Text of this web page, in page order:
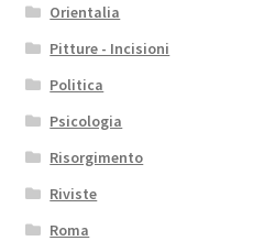
Orientalia
Pitture - Incisioni
Politica
Psicologia
Risorgimento
Riviste
Roma